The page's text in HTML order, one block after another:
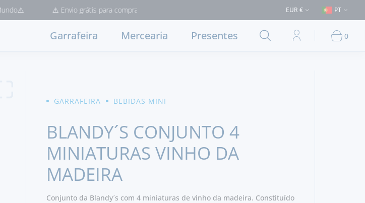
⚠️ Envio grátis para compras > 50€ (Entrega em Lisboa e concelhos limítrofes) ⚠️ Envios para Portugal e
EUR € PT
Garrafeira Mercearia Presentes 0
GARRAFEIRA
BEBIDAS MINI
BLANDY´S CONJUNTO 4
MINIATURAS VINHO DA
MADEIRA
Conjunto da Blandy´s com 4 miniaturas de vinho da madeira. Constituído